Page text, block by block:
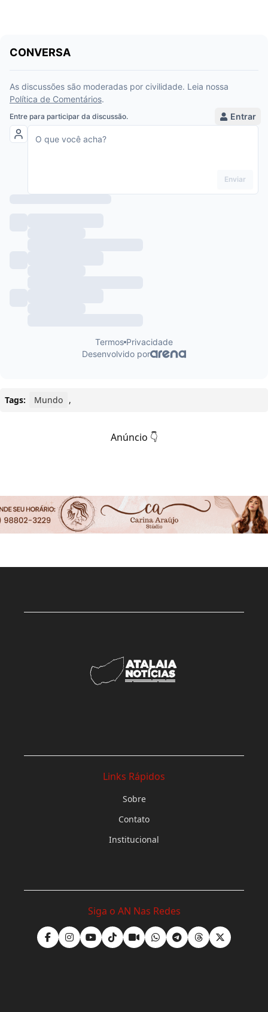
Tags: Mundo ,
Anúncio 👇
Links Rápidos
Sobre
Contato
Institucional
Siga o AN Nas Redes